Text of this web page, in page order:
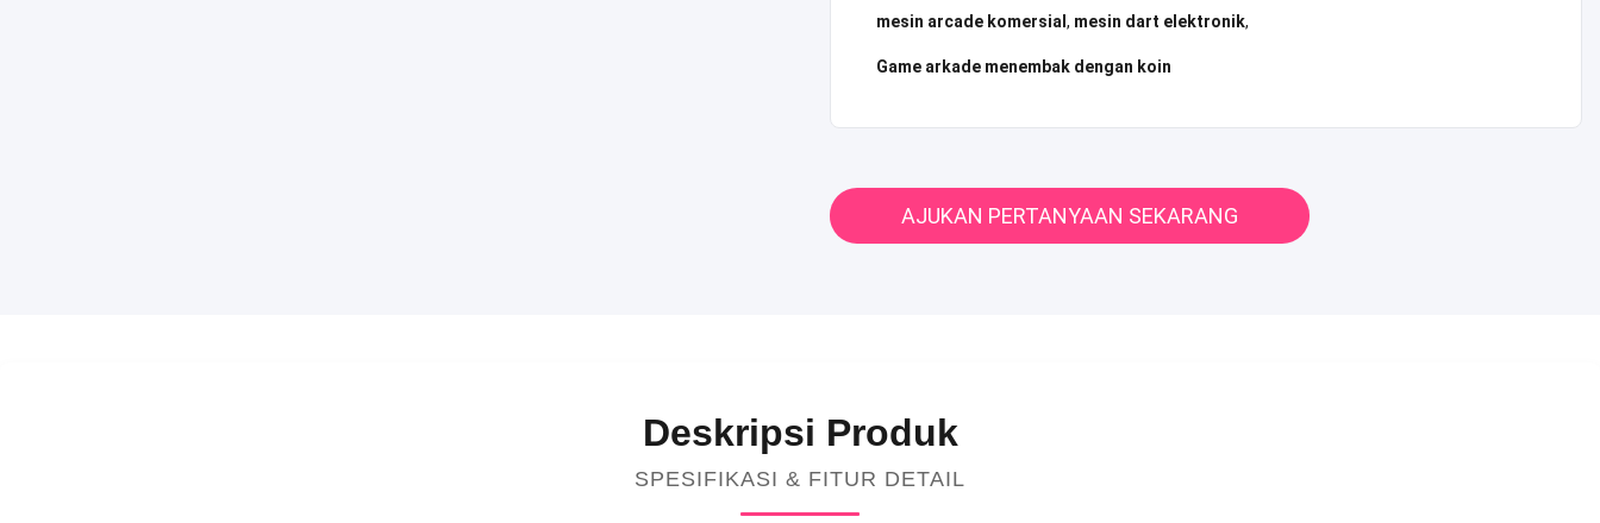
mesin arcade komersial , mesin dart elektronik,
Game arkade menembak dengan koin
AJUKAN PERTANYAAN SEKARANG
Deskripsi Produk
SPESIFIKASI & FITUR DETAIL